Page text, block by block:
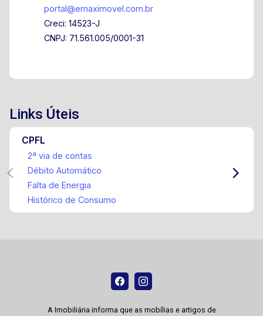
portal@emaximovel.com.br
Creci: 14523-J
CNPJ: 71.561.005/0001-31
Links Úteis
CPFL
2ª via de contas
Débito Automático
Falta de Energia
Histórico de Consumo
A Imobiliária informa que as mobílias e artigos de